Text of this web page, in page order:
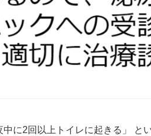
に2回以上トイレに起きる」 と